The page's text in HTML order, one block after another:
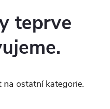
teprve
na ostatní kategorie.